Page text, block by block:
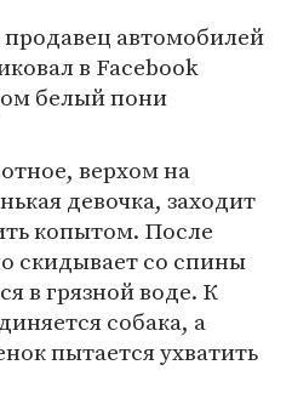
автомобилей
в Facebook
белый пони
верхом на
девочка, заходит
копытом. После
скидывает со спины
в грязной воде. К
собака, а
пытается ухватить